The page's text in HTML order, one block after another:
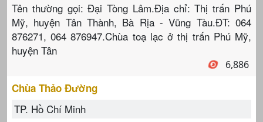
Tên thường gọi: Đại Tòng Lâm.Địa chỉ: Thị trấn Phú
Mỹ, huyện Tân Thành, Bà Rịa - Vũng Tàu.ĐT: 064
876271, 064 876947.Chùa toạ lạc ở thị trấn Phú Mỹ,
huyện Tân
6,886
Chùa Thảo Đường
TP. Hồ Chí Minh